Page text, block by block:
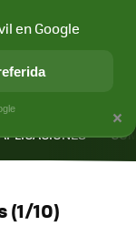
(1/10)
×
en Google